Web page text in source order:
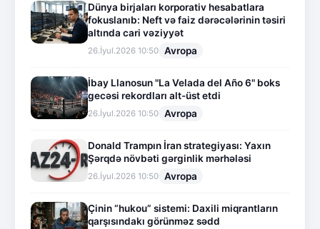
Dünya birjaları korporativ hesabatlara
fokuslanıb: Neft və faiz dərəcələrinin təsiri
altında cari vəziyyət
26.İyul.2026 10:50 Avropa
İbay Llanosun "La Velada del Año 6" boks
gecəsi rekordları alt-üst etdi
26.İyul.2026 10:50 Avropa
Donald Trampın İran strategiyası: Yaxın
Şərqdə növbəti gərginlik mərhələsi
26.İyul.2026 10:50 Avropa
Çinin “hukou” sistemi: Daxili miqrantların
qarşısındakı görünməz sədd